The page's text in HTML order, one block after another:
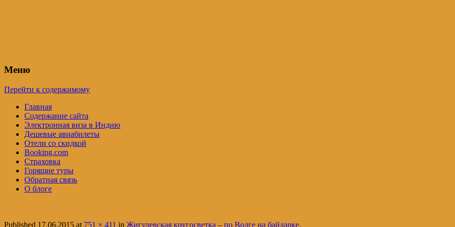
Меню
Перейти к содержимому
Главная
Содержание сайта
Электронная виза в Индию
Дешевые авиабилеты
Отели со скидкой
Booking.com
Страховка
Горящие туры
Обратная связь
О блоге
Published 17.06.2015 at 751 × 411 in Жигулевская кругосветка – по Волге на байдарке.